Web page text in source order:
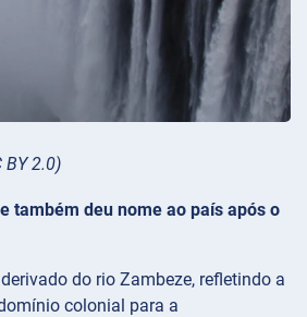
BY 2.0)
também deu nome ao país após o
do rio Zambeze, refletindo a
colonial para a